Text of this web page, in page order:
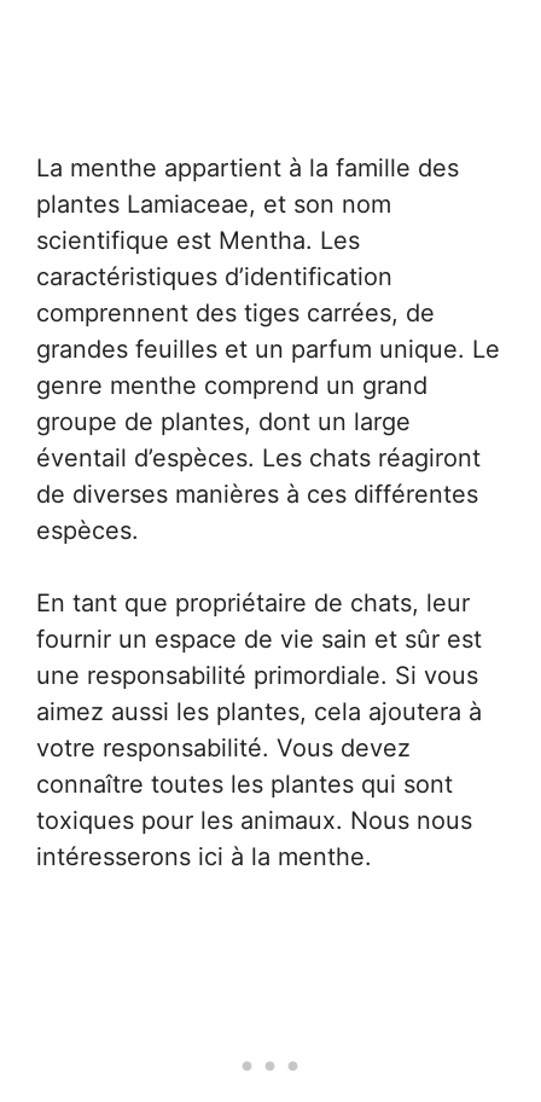
La menthe appartient à la famille des
plantes Lamiaceae, et son nom
scientifique est Mentha. Les
caractéristiques d’identification
comprennent des tiges carrées, de
grandes feuilles et un parfum unique. Le
genre menthe comprend un grand
groupe de plantes, dont un large
éventail d’espèces. Les chats réagiront
de diverses manières à ces différentes
espèces.
En tant que propriétaire de chats, leur
fournir un espace de vie sain et sûr est
une responsabilité primordiale. Si vous
aimez aussi les plantes, cela ajoutera à
votre responsabilité. Vous devez
connaître toutes les plantes qui sont
toxiques pour les animaux. Nous nous
intéresserons ici à la menthe.